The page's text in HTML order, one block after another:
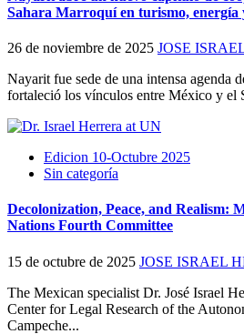
Sahara Marroquí en turismo,
26 de noviembre de 2025 JOSE
Nayarit fue sede de una intensa agenda
fortaleció los vínculos entre México y el
Edicion 10-Octubre 2025
Sin categoría
Decolonization, Peace, and Realism:
Nations Fourth Committee
15 de octubre de 2025 JOSE ISRAEL
The Mexican specialist Dr. José Israel
Center for Legal Research of the
Campeche...